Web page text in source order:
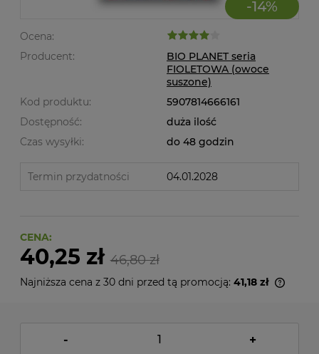
-14%
Ocena:
Producent:
BIO PLANET seria
FIOLETOWA (owoce
suszone)
Kod produktu:
5907814666161
Dostępność:
duża ilość
Czas wysyłki:
do 48 godzin
Termin przydatności 04.01.2028
CENA:
40,25 zł 46,80 zł
Najniższa cena z 30 dni przed tą promocją: 41,18 zł
- +